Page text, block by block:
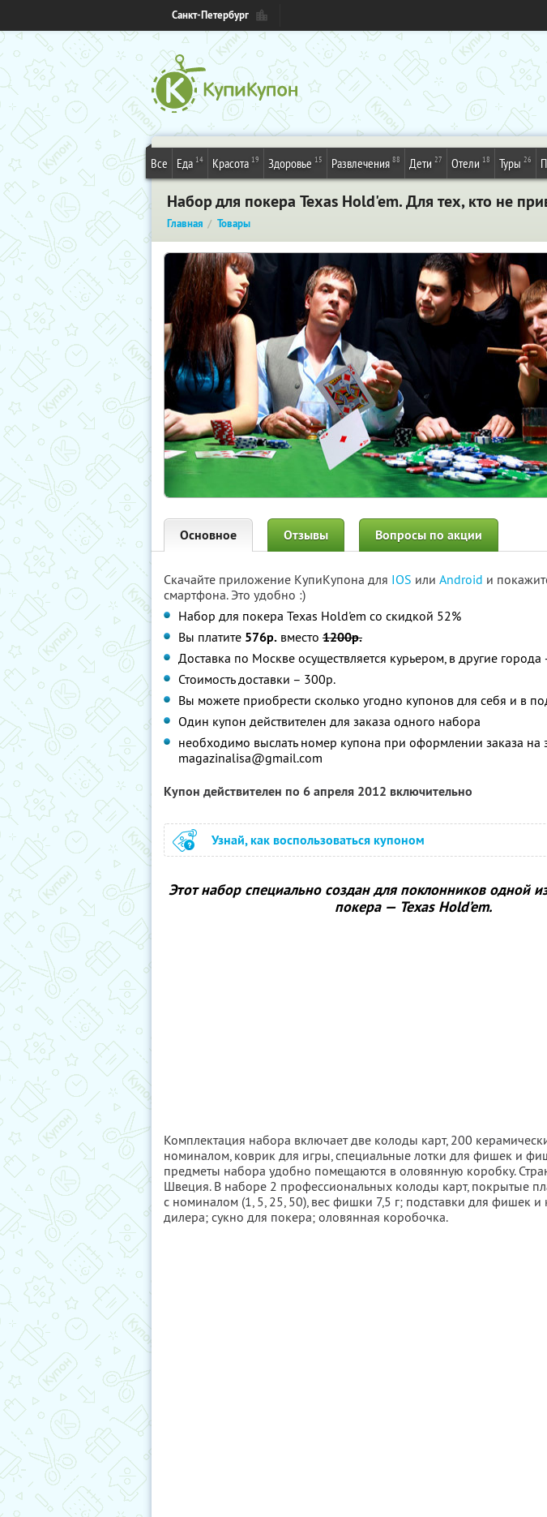
Санкт-Петербург
Все Еда 14 Красота 19 Здоровье 15 Развлечения 88 Дети 27 Отели 18 Туры 26
Набор для покера Texas Hold'em. Для тех, кто не
Главная Товары
Основное Отзывы Вопросы по акции
Скачайте приложение КупиКупона для IOS или Android и
смартфона. Это удобно :)
Набор для покера Texas Hold'em со скидкой 52%
Вы платите 576р. вместо 1200р.
Доставка по Москве осуществляется курьером, в другие
Стоимость доставки – 300р.
Вы можете приобрести сколько угодно купонов для себя и в
Один купон действителен для заказа одного набора
необходимо выслать номер купона при оформлении заказа на
magazinalisa@gmail.com
Купон действителен по 6 апреля 2012 включительно
Узнай, как воспользоваться купоном
Этот набор специально создан для поклонников одной
покера — Texas Hold’em.
Комплектация набора включает две колоды карт, 200
номиналом, коврик для игры, специальные лотки для фишек и
предметы набора удобно помещаются в оловянную коробку.
Швеция. В наборе 2 профессиональных колоды карт, покрытые
с номиналом (1, 5, 25, 50), вес фишки 7,5 г; подставки для фишек
дилера; сукно для покера; оловянная коробочка.